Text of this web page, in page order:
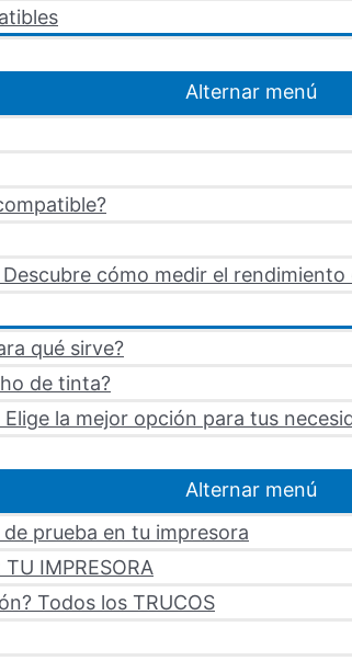
Alternar menú
cómo medir el
qué sirve?
de tinta?
la mejor opción para tus
Alternar menú
prueba en tu impresora
IMPRESORA
Todos los TRUCOS